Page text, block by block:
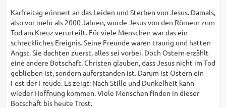
Karfreitag erinnert an das Leiden und Sterben von Jesus. Damals,
also vor mehr als 2000 Jahren, wurde Jesus von den Römern zum
Tod am Kreuz verurteilt. Für viele Menschen war das ein
schreckliches Ereignis. Seine Freunde waren traurig und hatten
Angst. Sie dachten zuerst, alles sei vorbei. Doch Ostern erzählt
eine andere Botschaft. Christen glauben, dass Jesus nicht im Tod
geblieben ist, sondern auferstanden ist. Darum ist Ostern ein
Fest der Freude. Es zeigt: Nach Stille und Dunkelheit kann
wieder Hoffnung kommen. Viele Menschen finden in dieser
Botschaft bis heute Trost.